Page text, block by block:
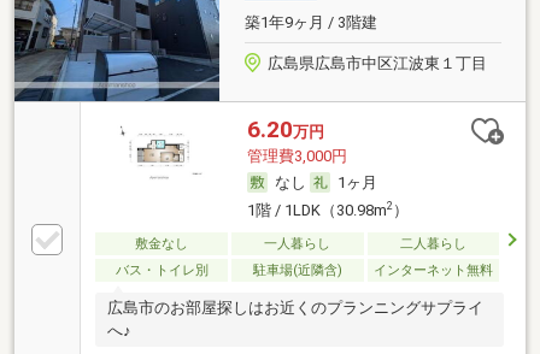
築1年9ヶ月 / 3階建
広島県広島市中区江波東１丁目
6.20万円
管理費3,000円
なし
1ヶ月
1階 / 1LDK（30.98m2）
敷金なし 一人暮らし
二人暮らし
バス・トイレ別
駐車場(近隣含) インターネット無料
広島市のお部屋探しはお近くのプランニングサプライ
へ♪